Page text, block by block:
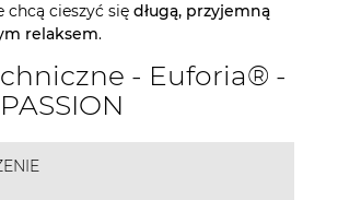
chcą cieszyć się długą, przyjemną
relaksem.
- Euforia® -